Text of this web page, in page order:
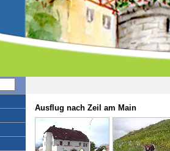
Ausflug nach Zeil am Main